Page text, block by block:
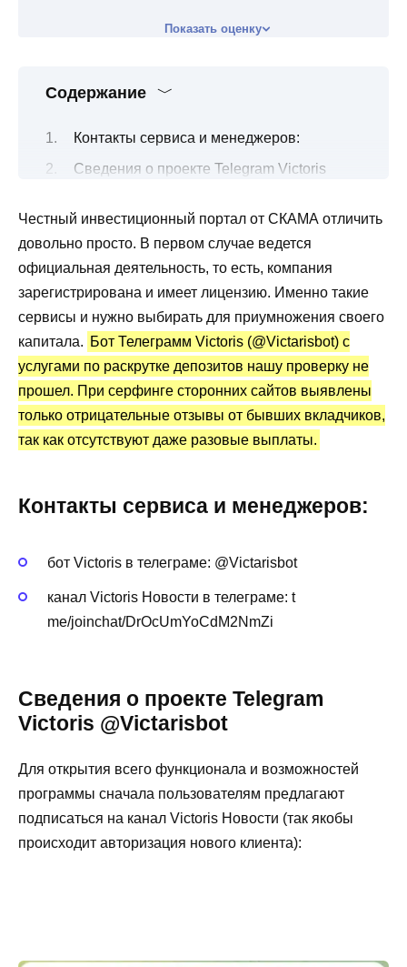
Показать оценку
Содержание
Контакты сервиса и менеджеров:
Сведения о проекте Telegram Victoris
Условия по вкладам в криптовалюту
Бот Telegram Victoris @Victarisbot:
статистика и отзывы
Преимущества и недостатки
Честный инвестиционный портал от СКАМА отличить
довольно просто. В первом случае ведется
официальная деятельность, то есть, компания
зарегистрирована и имеет лицензию. Именно такие
сервисы и нужно выбирать для приумножения своего
капитала. Бот Телеграмм Victoris (@Victarisbot) с
услугами по раскрутке депозитов нашу проверку не
прошел. При серфинге сторонних сайтов выявлены
только отрицательные отзывы от бывших вкладчиков,
так как отсутствуют даже разовые выплаты.
Контакты сервиса и менеджеров:
бот Victoris в телеграме: @Victarisbot
канал Victoris Новости в телеграме: t
me/joinchat/DrOcUmYoCdM2NmZi
Сведения о проекте Telegram
Victoris @Victarisbot
Для открытия всего функционала и возможностей
программы сначала пользователям предлагают
подписаться на канал Victoris Новости (так якобы
происходит авторизация нового клиента):